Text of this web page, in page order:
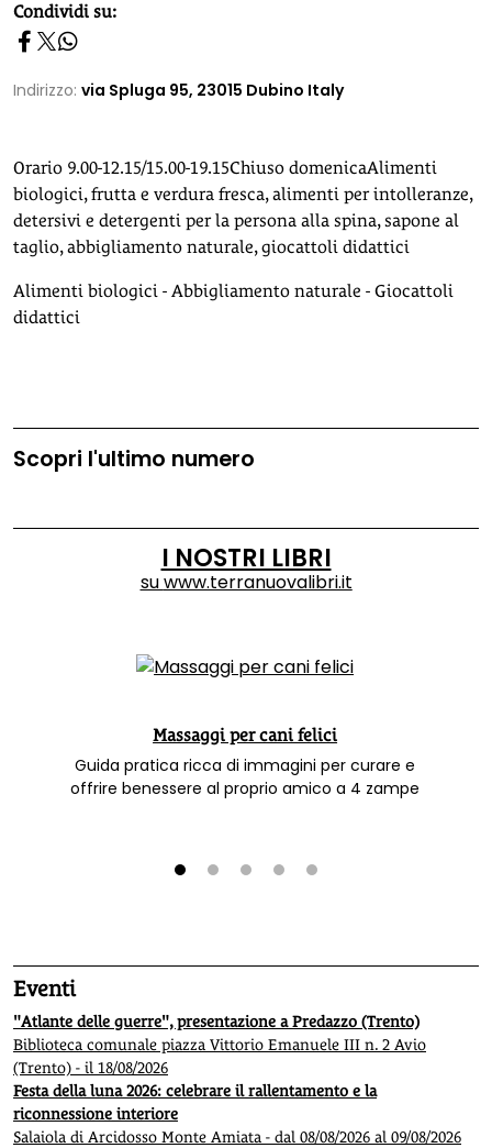
homepage h2
Condividi su:
Indirizzo: via Spluga 95, 23015 Dubino Italy
Orario 9.00-12.15/15.00-19.15Chiuso domenicaAlimenti
biologici, frutta e verdura fresca, alimenti per intolleranze,
detersivi e detergenti per la persona alla spina, sapone al
taglio, abbigliamento naturale, giocattoli didattici
Alimenti biologici - Abbigliamento naturale - Giocattoli
didattici
Scopri l'ultimo numero
I NOSTRI LIBRI
suwww.terranuovalibri.it
Massaggi per cani felici
Guida pratica ricca di immagini per curare e
offrire benessere al proprio amico a 4 zampe
Eventi
"Atlante delle guerre", presentazione a Predazzo (Trento)
Biblioteca comunale piazza Vittorio Emanuele III n. 2 Avio
(Trento) - il 18/08/2026
Festa della luna 2026: celebrare il rallentamento e la
riconnessione interiore
Salaiola di Arcidosso Monte Amiata - dal 08/08/2026 al 09/08/2026